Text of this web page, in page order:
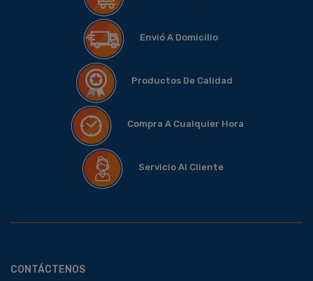
Envió A Domicilio
Productos De Calidad
Compra A Cualquier Hora
Servicio Al Cliente
CONTÁCTENOS